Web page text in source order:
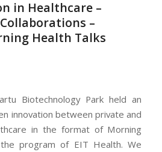
in Healthcare –
–
Health Talks
Biotechnology Park held an
innovation between private and
in the format of Morning
program of EIT Health. We